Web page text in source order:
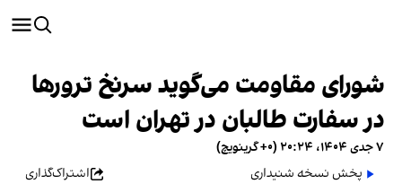
شورای مقاومت می‌گوید سرنخ ترورها
در سفارت طالبان در تهران است
۷ جدی ۱۴۰۴، ۲۰:۲۴ (‎+۰ گرینویچ)
پخش نسخه شنیداری
اشتراک‌گذاری